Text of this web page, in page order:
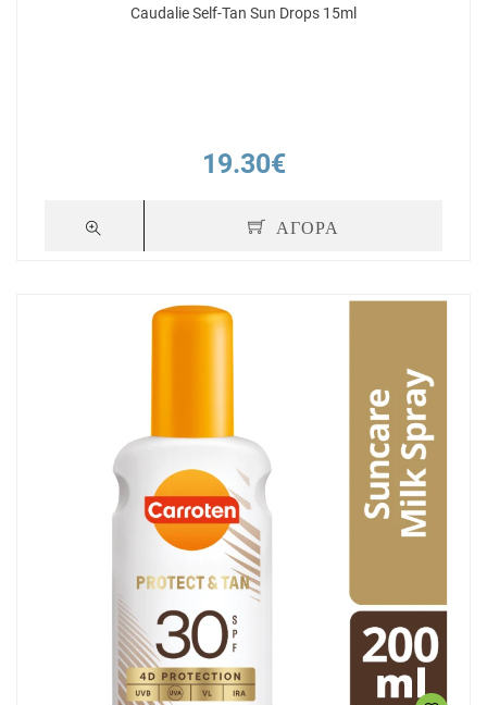
Caudalie Self-Tan Sun Drops 15ml
19.30€
ΑΓΟΡΑ